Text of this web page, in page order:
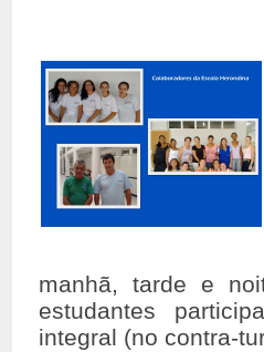
manhã, tarde e
estudantes
integral (no contra-